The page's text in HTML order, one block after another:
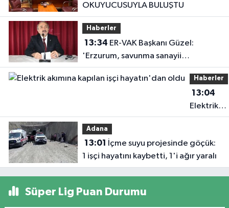
OKUYUCUSUYLA BULUŞTU
Haberler
13:34
'Erzurum, savunma sanayii
ekosistemine daha güçlü şekilde
dâhil edilmeli'
Haberler
13:04
Elektrik
akımına
oldu
Adana
13:01
1 işçi hayatını kaybetti, 1'i ağır yaralı
Süper Lig Puan Durumu